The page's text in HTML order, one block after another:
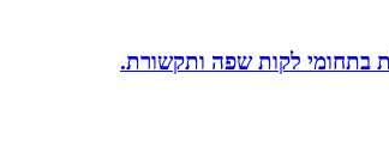
בתחומי לקות שפה ותקשורת.